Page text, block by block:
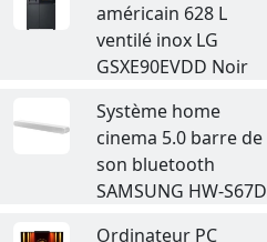
américain 628 L
ventilé inox LG
GSXE90EVDD Noir
Système home
cinema 5.0 barre de
son bluetooth
SAMSUNG HW-S67D
Ordinateur PC